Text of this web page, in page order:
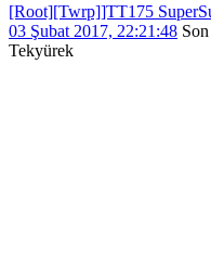
[Root][Twrp]]TT175
03 Şubat 2017, 22:21:48
Tekyürek